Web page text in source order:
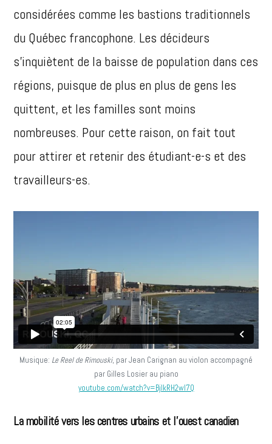
considérées comme les bastions traditionnels
du Québec francophone. Les décideurs
s’inquiètent de la baisse de population dans ces
régions, puisque de plus en plus de gens les
quittent, et les familles sont moins
nombreuses. Pour cette raison, on fait tout
pour attirer et retenir des étudiant-e-s et des
travailleurs-es.
Musique: Le Reel de Rimouski, par Jean Carignan au violon accompagné
par Gilles Losier au piano
youtube.com/watch?v=BjlkRH2wl7Q
La mobilité vers les centres urbains et l’ouest canadien